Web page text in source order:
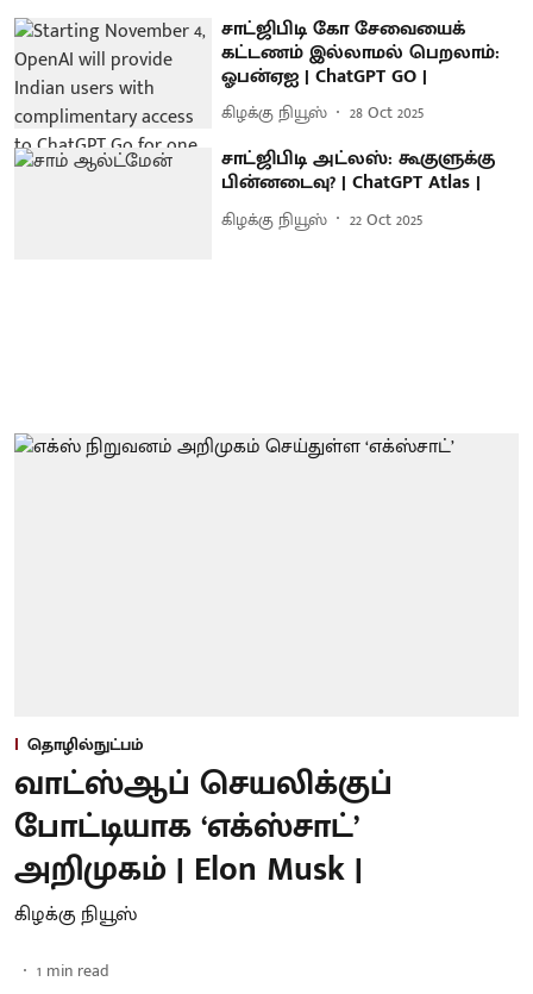
சாட்ஜிபிடி கோ சேவையைக்
கட்டணம் இல்லாமல் பெறலாம்:
ஓபன்ஏஐ | ChatGPT GO |
கிழக்கு நியூஸ் 28 Oct 2025
சாட்ஜிபிடி அட்லஸ்: கூகுளுக்கு
பின்னடைவு? | ChatGPT Atlas |
கிழக்கு நியூஸ் 22 Oct 2025
தொழில்நுட்பம்
வாட்ஸ்ஆப் செயலிக்குப்
போட்டியாக ‘எக்ஸ்சாட்’
அறிமுகம் | Elon Musk |
கிழக்கு நியூஸ்
1 min read